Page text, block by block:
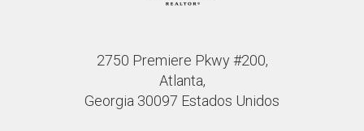
2750 Premiere Pkwy #200,
Atlanta,
Georgia 30097 Estados Unidos